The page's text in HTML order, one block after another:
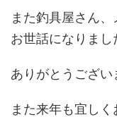
また釣具屋さん
お世話になりまし
ありがとうござい
また来年も宜しく